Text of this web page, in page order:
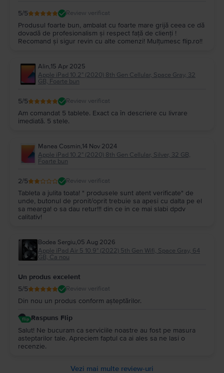
cu mai puțini GB, sugestia noastră este să optezi pentru modelul cu o
memorie mai mare.
5. Pot cumpăra unApple iPad 10.2" 8th Genîn rate?
Flip.ro, toate dispozitivele se pot cumpăra în rate. Poți achita tableta
Apple iPad 10.2" 8th Gen pe care ți-o dorești în mai multe rate, fără
pentru a cumpăra un
Apple iPad 10.2" 8th Gen(2020)
Flip.ro , ofertele la Apple iPad 10.2" 8th Gen (2020)sunt generoase și
dinamice, la prețuri mai mult decât avantajoase pentru bugetul tău.
5/5 Review verificat
Produsul foarte bun, ambalat cu foarte mare grijă ceea ce dă
dovadă de profesionalism și respect față de clienți !
Recomand și sigur revin cu alte comenzi! Mulțumesc flip.ro!!
Alin,15 Apr 2025
Apple iPad 10.2" (2020) 8th Gen Cellular, Space Gray, 32
GB, Foarte bun
5/5 Review verificat
Am comandat 5 tablete. Exact ca în descriere cu livrare
imediată. 5 stele.
Manea Cosmin,14 Nov 2024
Apple iPad 10.2" (2020) 8th Gen Cellular, Silver, 32 GB,
Foarte bun
2/5 Review verificat
Tableta a julita toata! " produsele sunt atent verificate" de
unde, butonul de pronit/oprit trebuie sa apesi cu dalta pe el
sa mearga! o sa dau retur!!! din ce in ce mai slabi dpdv
calitativ!
Bodea Sergiu,05 Aug 2026
Apple iPad Air 5 10.9" (2022) 5th Gen Wifi, Space Gray, 64
GB, Ca nou
Un produs excelent
5/5 Review verificat
Din nou un produs conform așteptărilor.
Raspuns Flip
Salut! Ne bucuram ca serviciile noastre au fost pe masura
asteptarilor tale. Apreciem faptul ca ai ales sa ne lasi o
recenzie.
Vezi mai multe review-uri